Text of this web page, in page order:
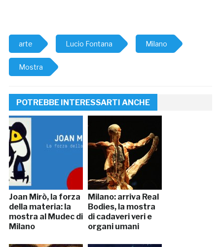
arte Lucio Fontana Milano
Mostra
POTREBBE INTERESSARTI ANCHE
Joan Mirò, la forza
della materia: la
mostra al Mudec di
Milano
Milano: arriva Real
Bodies, la mostra
di cadaveri veri e
organi umani